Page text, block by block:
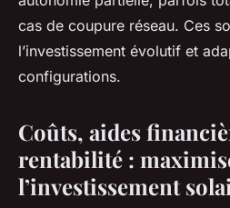
cas de coupure réseau. Ces
l’investissement évolutif et
configurations.
Coûts, aides
rentabilité :
l’investissement